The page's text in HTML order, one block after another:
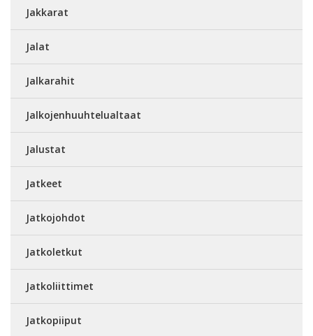
Jakkarat
Jalat
Jalkarahit
Jalkojenhuuhtelualtaat
Jalustat
Jatkeet
Jatkojohdot
Jatkoletkut
Jatkoliittimet
Jatkopiiput